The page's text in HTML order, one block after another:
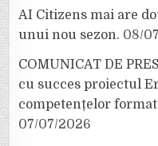
AI Citizens mai are
unui nou sezon. 08/
COMUNICAT DE
cu succes proiectul
competențelor
07/07/2026